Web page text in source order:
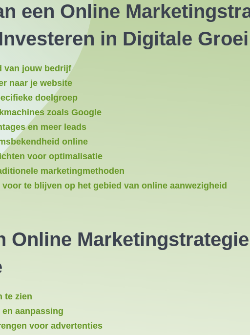
een Online
in Digitale Groei
van jouw bedrijf
naar je website
doelgroep
zoals Google
en meer leads
online
voor optimalisatie
marketingmethoden
te blijven op het gebied van online aanwezigheid
Online
te zien
aanpassing
voor advertenties